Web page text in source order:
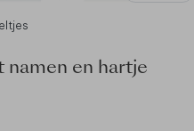
en hartje